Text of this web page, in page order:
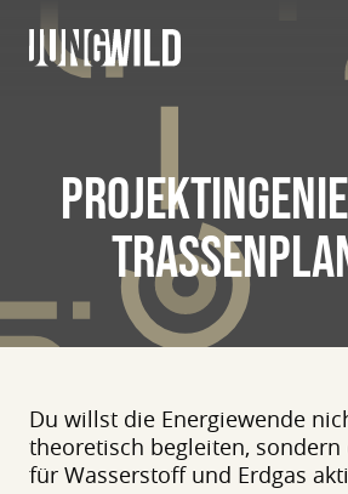
Du willst die Energiewende
theoretisch begleiten,
für Wasserstoff und Erdgas